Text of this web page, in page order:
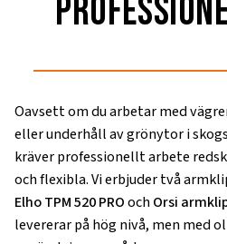
Oavsett om du arbetar med
eller underhåll av grönytor i
kräver professionellt arbete
och flexibla. Vi erbjuder två
Elho TPM 520 PROochOrsi
levererar på hög nivå, men med